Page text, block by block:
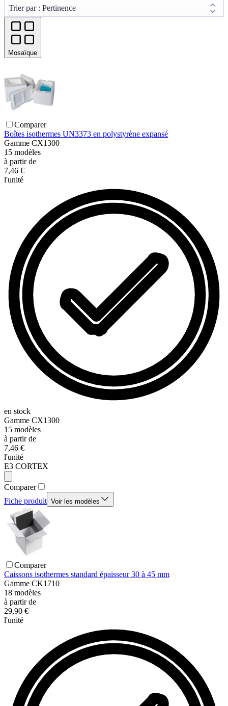
Mosaïque
Comparer
Boîtes isothermes UN3373 en polystyrène expansé
Gamme CX1300
15 modèles
à partir de
7,46 €
l'unité
en stock
Gamme CX1300
15 modèles
à partir de
7,46 €
l'unité
E3 CORTEX
Comparer
Fiche produit Voir les modèles
Comparer
Caissons isothermes standard épaisseur 30 à 45 mm
Gamme CK1710
18 modèles
à partir de
29,90 €
l'unité